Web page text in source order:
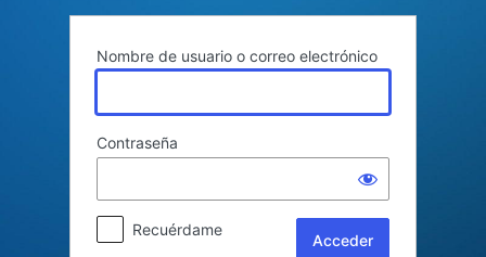
Nombre de usuario o correo electrónico
Contraseña
Recuérdame